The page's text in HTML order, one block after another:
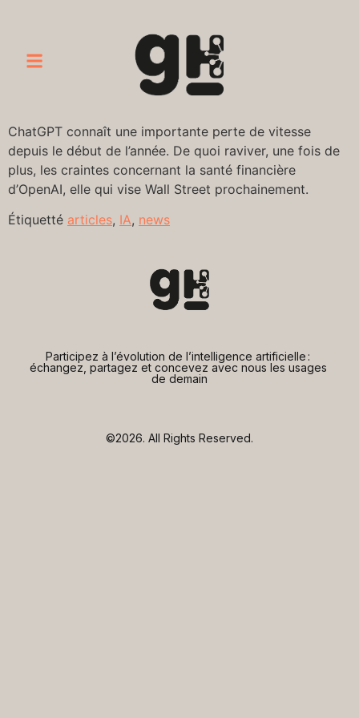
ChatGPT connaît une importante perte de vitesse
depuis le début de l’année. De quoi raviver, une fois de
plus, les craintes concernant la santé financière
d’OpenAI, elle qui vise Wall Street prochainement.
Étiquetté articles, IA, news
Participez à l’évolution de l’intelligence artificielle :
échangez, partagez et concevez avec nous les usages
de demain
©2026. All Rights Reserved.